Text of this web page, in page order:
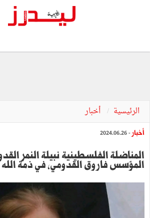
الرئيسية أخبار
أخبار - 2024.06.26
المناضلة الفلسطينية نبيلة النمر
المؤسس فاروق القدومي، في ذمّة الله